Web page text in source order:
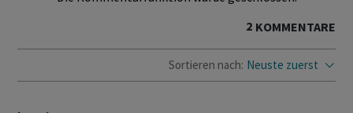
2 KOMMENTARE
Sortieren nach: Neuste zuerst